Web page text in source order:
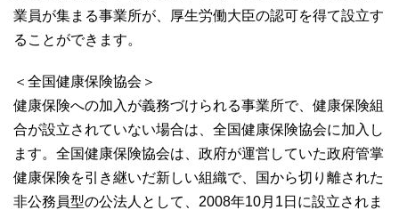
業員が集まる事業所が、厚生労働大臣の認可を得て設立す
ることができます。
＜全国健康保険協会＞
健康保険への加入が義務づけられる事業所で、健康保険組
合が設立されていない場合は、全国健康保険協会に加入し
ます。全国健康保険協会は、政府が運営していた政府管掌
健康保険を引き継いだ新しい組織で、国から切り離された
非公務員型の公法人として、2008年10月1日に設立されま